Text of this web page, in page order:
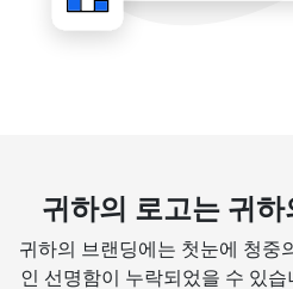
귀하의 로고는 귀
귀하의 브랜딩에는 첫눈에 청중
인 선명함이 누락되었을 수 있